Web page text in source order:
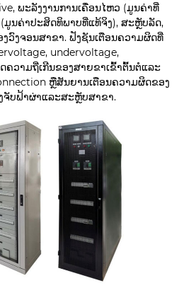
ພະລັງງານການເຄື່ອນໄຫວ (ມູນຄ່າທີ່
ມູນຄ່າປະສິດທິພາບທີ່ແທ້ຈິງ), ສະຫຼັບລັດ,
ວົງຈອນສາຂາ. ຟັງຊັນເຕືອນຄວາມຜິດທີ່
undervoltage,
ຄວາມຖີ່ເກີນຂອງສາຍຂາເຂົ້າຕົ້ນຕໍແລະ
ຫຼືສັນຍານເຕືອນຄວາມຜິດຂອງ
ຈັບຟ້າຜ່າແລະສະຫຼັບສາຂາ.